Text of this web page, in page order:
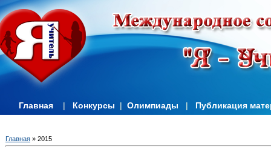
Главная | Конкурсы | Олимпиады | Публикация
Главная » 2015